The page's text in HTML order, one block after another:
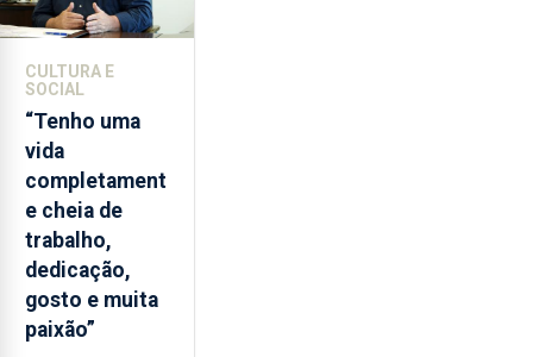
A
ilha
das
Flores
apresenta
um
“decréscimo
significativo”
da
CPUE
entre
2022
CULTURA E
SOCIAL
“Tenho uma
vida
completament
e cheia de
trabalho,
dedicação,
gosto e muita
paixão”